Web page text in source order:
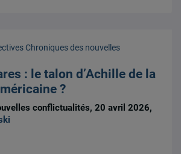
Chroniques des nouvelles
: le talon d’Achille de la
?
conflictualités, 20 avril 2026,